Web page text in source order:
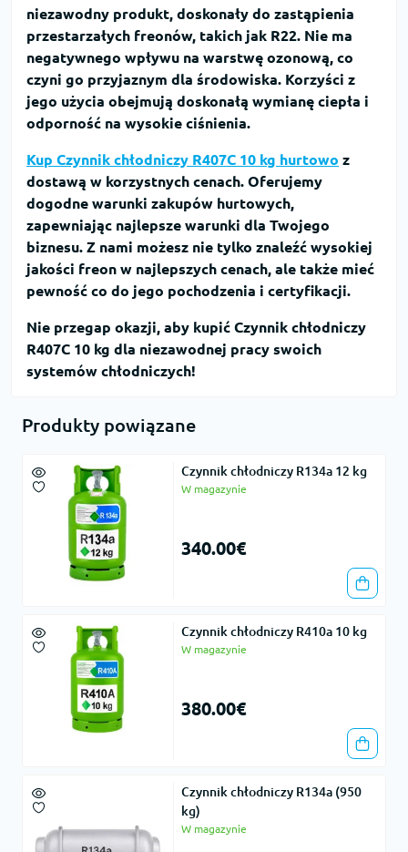
niezawodny produkt, doskonały do zastąpienia
przestarzałych freonów, takich jak R22. Nie ma
negatywnego wpływu na warstwę ozonową, co
czyni go przyjaznym dla środowiska. Korzyści z
jego użycia obejmują doskonałą wymianę ciepła i
odporność na wysokie ciśnienia.
Kup Czynnik chłodniczy R407C 10 kg hurtowo z
dostawą w korzystnych cenach. Oferujemy
dogodne warunki zakupów hurtowych,
zapewniając najlepsze warunki dla Twojego
biznesu. Z nami możesz nie tylko znaleźć wysokiej
jakości freon w najlepszych cenach, ale także mieć
pewność co do jego pochodzenia i certyfikacji.
Nie przegap okazji, aby kupić Czynnik chłodniczy
R407C 10 kg dla niezawodnej pracy swoich
systemów chłodniczych!
Produkty powiązane
Czynnik chłodniczy R134a 12 kg
W magazynie
340.00€
Czynnik chłodniczy R410a 10 kg
W magazynie
380.00€
Czynnik chłodniczy R134a (950
kg)
W magazynie